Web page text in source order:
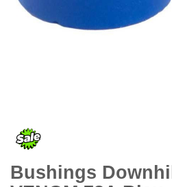
Bildgalerie
springen
Bushings Downhill